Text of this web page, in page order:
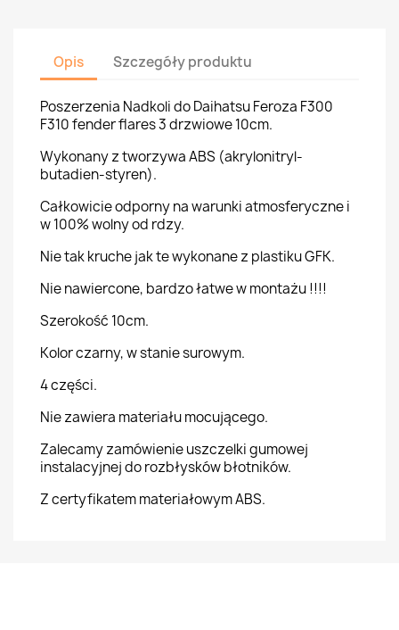
Opis Szczegóły produktu
Poszerzenia Nadkoli do Daihatsu Feroza F300
F310 fender flares 3 drzwiowe 10cm.
Wykonany z tworzywa ABS (akrylonitryl-
butadien-styren).
Całkowicie odporny na warunki atmosferyczne i
w 100% wolny od rdzy.
Nie tak kruche jak te wykonane z plastiku GFK.
Nie nawiercone, bardzo łatwe w montażu !!!!
Szerokość 10cm.
Kolor czarny, w stanie surowym.
4 części.
Nie zawiera materiału mocującego.
Zalecamy zamówienie uszczelki gumowej
instalacyjnej do rozbłysków błotników.
Z certyfikatem materiałowym ABS.